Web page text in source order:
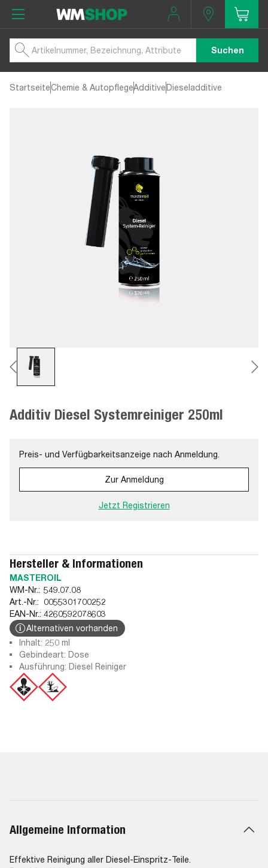
Suchen
StartseiteChemie & AutopflegeAdditiveDieseladditive
Additiv Diesel Systemreiniger 250ml
Preis- und Verfügbarkeitsanzeige nach Anmeldung.
Zur Anmeldung
Jetzt Registrieren
Hersteller & Informationen
MASTEROIL
WM-Nr.: 549.07.08
Art.-Nr.: 0055301700252
EAN-Nr.: 4260592078603
Alternativen vorhanden
Inhalt: 250 ml
Gebindeart: Dose
Ausführung: Diesel Reiniger
Allgemeine Information
Effektive Reinigung aller Diesel-Einspritz-Teile.